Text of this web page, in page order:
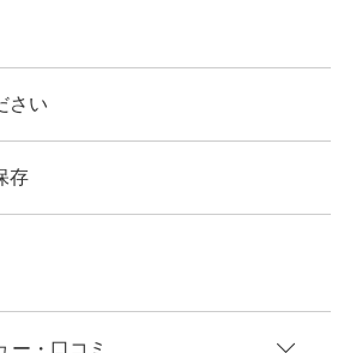
さい
存
ー ・口コミ